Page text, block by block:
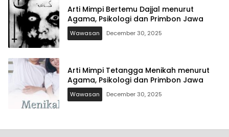
Arti Mimpi Bertemu Dajjal menurut
Agama, Psikologi dan Primbon Jawa
Wawasan December 30, 2025
Arti Mimpi Tetangga Menikah menurut
Agama, Psikologi dan Primbon Jawa
Wawasan December 30, 2025